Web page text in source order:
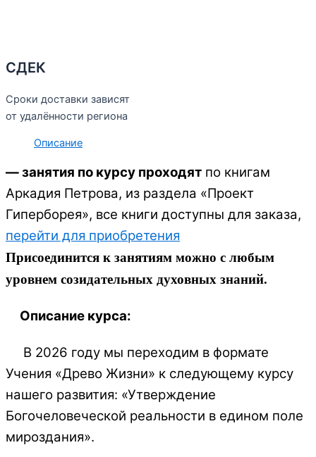
СДЕК
Сроки доставки зависят
от удалённости региона
Описание
— занятия по курсу проходят по книгам
Аркадия Петрова, из раздела «Проект
Гиперборея», все книги доступны для заказа,
перейти для приобретения
Присоединится к занятиям можно с любым
уровнем созидательных духовных знаний.
Описание курса:
В 2026 году мы переходим в формате
Учения «Древо Жизни» к следующему курсу
нашего развития: «Утверждение
Богочеловеческой реальности в едином поле
мироздания».